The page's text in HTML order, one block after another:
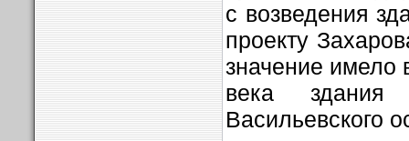
с возведения
проекту
значение имело
века
Васильевского